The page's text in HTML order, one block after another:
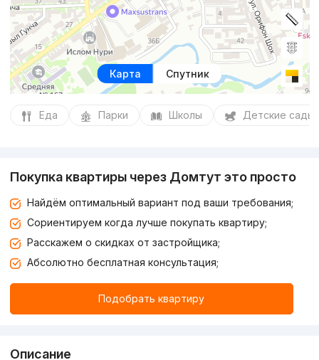
Карта Спутник
Еда Парки Школы Детские сады
Покупка квартиры через Домтут это просто
Найдём оптимальный вариант под ваши требования;
Сориентируем когда лучше покупать квартиру;
Расскажем о скидках от застройщика;
Абсолютно бесплатная консультация;
Подобрать квартиру
Описание